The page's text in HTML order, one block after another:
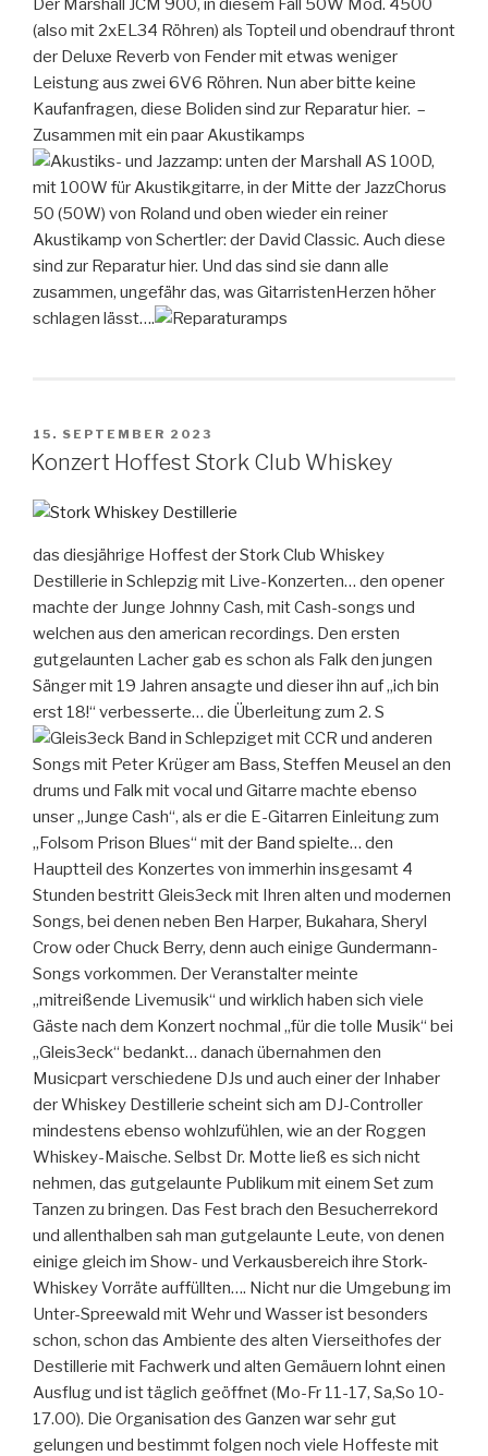
(also mit 2xEL34 Röhren) als Topteil und obendrauf thront
der Deluxe Reverb von Fender mit etwas weniger
Leistung aus zwei 6V6 Röhren. Nun aber bitte keine
Kaufanfragen, diese Boliden sind zur Reparatur hier. –
Zusammen mit ein paar Akustikamps
: unten der Marshall AS 100D,
mit 100W für Akustikgitarre, in der Mitte der JazzChorus
50 (50W) von Roland und oben wieder ein reiner
Akustikamp von Schertler: der David Classic. Auch diese
sind zur Reparatur hier. Und das sind sie dann alle
zusammen, ungefähr das, was GitarristenHerzen höher
schlagen lässt….
VERÖFFENTLICHT
AM
15. SEPTEMBER 2023
Konzert Hoffest Stork Club Whiskey
das diesjährige Hoffest der Stork Club Whiskey
Destillerie in Schlepzig mit Live-Konzerten… den opener
machte der Junge Johnny Cash, mit Cash-songs und
welchen aus den american recordings. Den ersten
gutgelaunten Lacher gab es schon als Falk den jungen
Sänger mit 19 Jahren ansagte und dieser ihn auf „ich bin
erst 18!“ verbesserte… die Überleitung zum 2. S
et mit CCR und anderen
Songs mit Peter Krüger am Bass, Steffen Meusel an den
drums und Falk mit vocal und Gitarre machte ebenso
unser „Junge Cash“, als er die E-Gitarren Einleitung zum
„Folsom Prison Blues“ mit der Band spielte… den
Hauptteil des Konzertes von immerhin insgesamt 4
Stunden bestritt Gleis3eck mit Ihren alten und modernen
Songs, bei denen neben Ben Harper, Bukahara, Sheryl
Crow oder Chuck Berry, denn auch einige Gundermann-
Songs vorkommen. Der Veranstalter meinte
„mitreißende Livemusik“ und wirklich haben sich viele
Gäste nach dem Konzert nochmal „für die tolle Musik“ bei
„Gleis3eck“ bedankt… danach übernahmen den
Musicpart verschiedene DJs und auch einer der Inhaber
der Whiskey Destillerie scheint sich am DJ-Controller
mindestens ebenso wohlzufühlen, wie an der Roggen
Whiskey-Maische. Selbst Dr. Motte ließ es sich nicht
nehmen, das gutgelaunte Publikum mit einem Set zum
Tanzen zu bringen. Das Fest brach den Besucherrekord
und allenthalben sah man gutgelaunte Leute, von denen
einige gleich im Show- und Verkausbereich ihre Stork-
Whiskey Vorräte auffüllten…. Nicht nur die Umgebung im
Unter-Spreewald mit Wehr und Wasser ist besonders
schon, schon das Ambiente des alten Vierseithofes der
Destillerie mit Fachwerk und alten Gemäuern lohnt einen
Ausflug und ist täglich geöffnet (Mo-Fr 11-17, Sa,So 10-
17.00). Die Organisation des Ganzen war sehr gut
gelungen und bestimmt folgen noch viele Hoffeste mit